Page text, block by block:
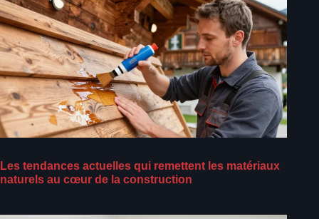
Les tendances actuelles qui remettent les matériaux
naturels au cœur de la construction